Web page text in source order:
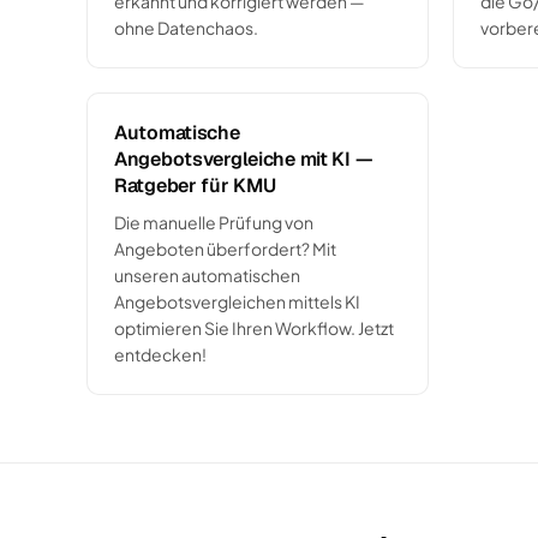
ohne Datenchaos.
Automatische
Angebotsvergleiche mit KI —
Ratgeber für KMU
Die manuelle Prüfung von
Angeboten überfordert? Mit
unseren automatischen
Angebotsvergleichen mittels KI
optimieren Sie Ihren Workflow. Jetzt
entdecken!